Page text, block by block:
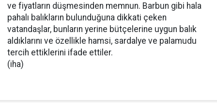
ve fiyatların düşmesinden memnun. Barbun gibi hala
pahalı balıkların bulunduğuna dikkati çeken
vatandaşlar, bunların yerine bütçelerine uygun balık
aldıklarını ve özellikle hamsi, sardalye ve palamudu
tercih ettiklerini ifade ettiler.
(iha)